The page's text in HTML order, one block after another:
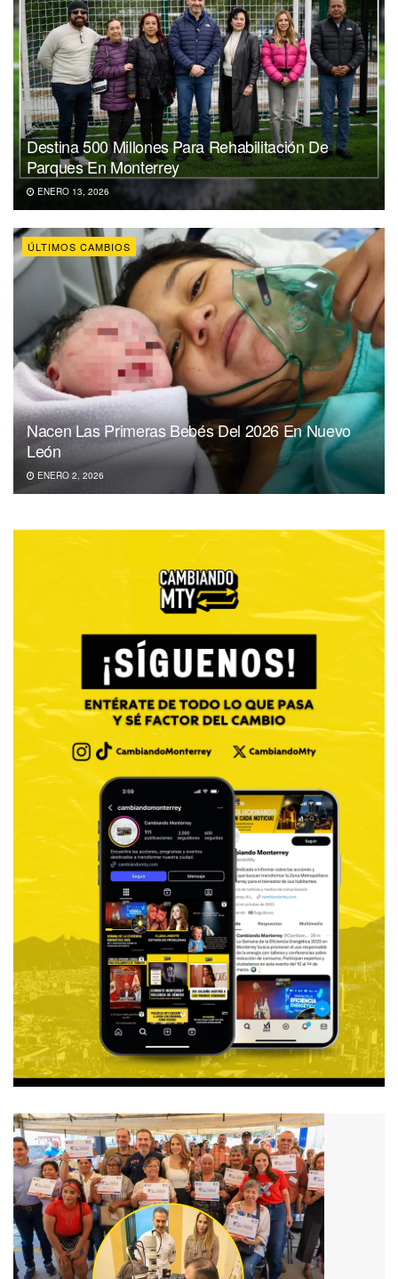
Destina 500 Millones Para Rehabilitación De
Parques En Monterrey
ENERO 13, 2026
ÚLTIMOS CAMBIOS
Nacen Las Primeras Bebés Del 2026 En Nuevo
León
ENERO 2, 2026